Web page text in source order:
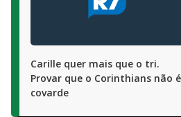
Carille quer mais que o tri.
Provar que o Corinthians não é
covarde